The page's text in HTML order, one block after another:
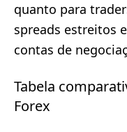
quanto para
spreads estreitos
contas de
Tabela
Forex